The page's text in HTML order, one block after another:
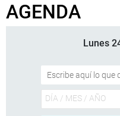
AGENDA
Lunes